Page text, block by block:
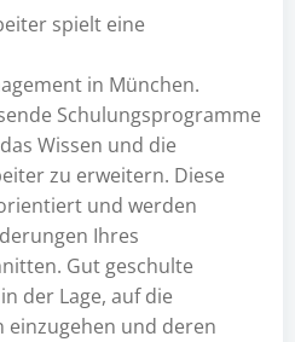
spielt eine
in München.
Schulungsprogramme
Wissen und die
zu erweitern. Diese
und werden
Ihres
Gut geschulte
der Lage, auf die
einzugehen und deren